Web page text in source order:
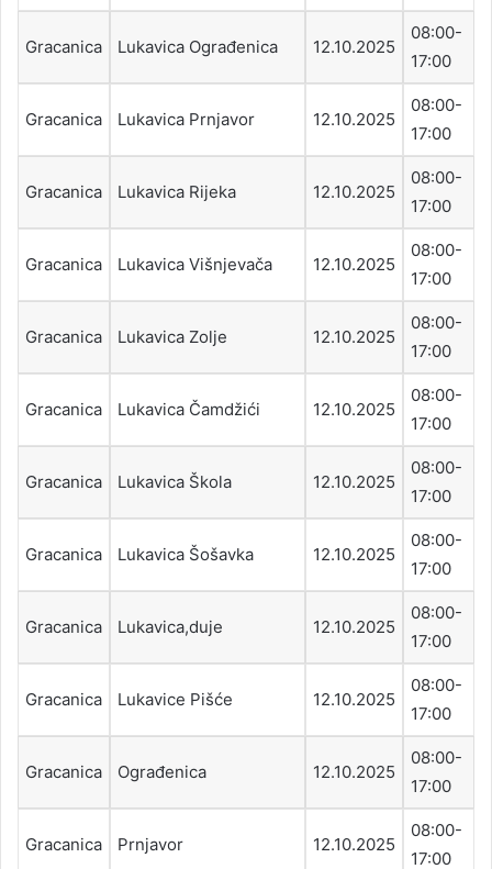
Gracanica Lukavica Ograđenica 12.10.2025
08:00-
17:00
Gracanica Lukavica Prnjavor 12.10.2025
08:00-
17:00
Gracanica Lukavica Rijeka 12.10.2025
08:00-
17:00
Gracanica Lukavica Višnjevača 12.10.2025
08:00-
17:00
Gracanica Lukavica Zolje 12.10.2025
08:00-
17:00
Gracanica Lukavica Čamdžići 12.10.2025
08:00-
17:00
Gracanica Lukavica Škola 12.10.2025
08:00-
17:00
Gracanica Lukavica Šošavka 12.10.2025
08:00-
17:00
Gracanica Lukavica,duje 12.10.2025
08:00-
17:00
Gracanica Lukavice Pišće 12.10.2025
08:00-
17:00
Gracanica Ograđenica 12.10.2025
08:00-
17:00
Gracanica Prnjavor 12.10.2025
08:00-
17:00